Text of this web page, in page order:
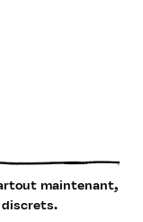
maintenant,
discrets.